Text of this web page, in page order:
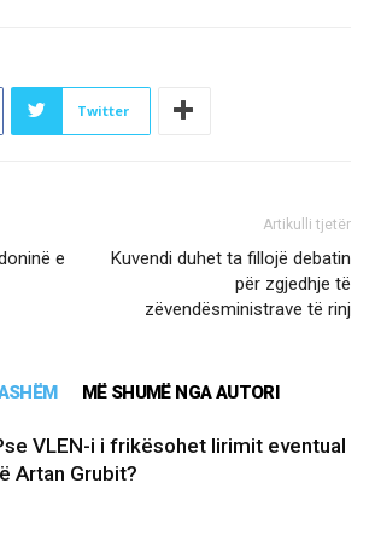
Twitter
e
Artikulli tjetër
Kuvendi duhet ta fillojë debatin
për zgjedhje të
zëvendësministrave të rinj
MË SHUMË NGA AUTORI
VLEN-i i frikësohet lirimit eventual
Artan Grubit?